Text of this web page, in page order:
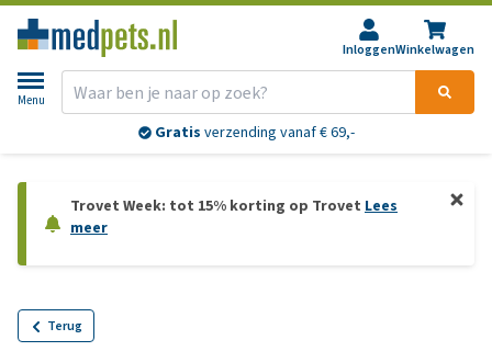
InloggenWinkelwagen
Menu
Gratis verzending vanaf € 69,-
Trovet Week: tot 15% korting op Trovet Lees
meer
Terug